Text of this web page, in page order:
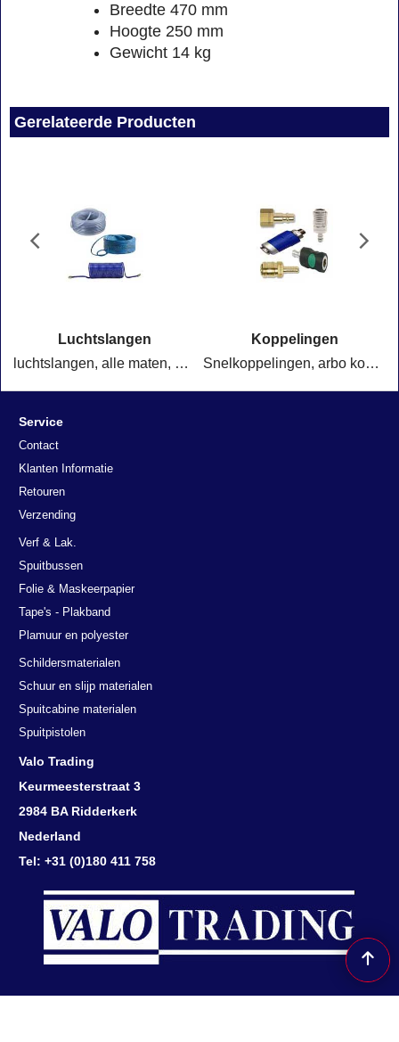
Breedte 470 mm
Hoogte 250 mm
Gewicht 14 kg
Gerelateerde Producten
Luchtslangen
luchtslangen, alle maten, snelle levering
Koppelingen
Snelkoppelingen, arbo koppelingen veiligheidskoppelingen en alle soorten nippels
Service
Contact
Klanten Informatie
Retouren
Verzending
Verf & Lak.
Spuitbussen
Folie & Maskeerpapier
Tape's - Plakband
Plamuur en polyester
Schildersmaterialen
Schuur en slijp materialen
Spuitcabine materialen
Spuitpistolen
Valo Trading
Keurmeesterstraat 3
2984 BA Ridderkerk
Nederland
Tel: +31 (0)180 411 758